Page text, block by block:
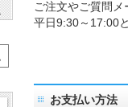
ご注文やご質問メ
平日9:30～17:00
お支払い方法